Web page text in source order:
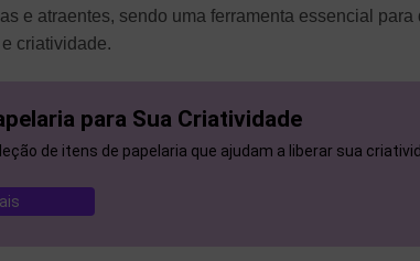
e atraentes, sendo uma ferramenta essencial
criatividade.
para Sua Criatividade
de itens de papelaria que ajudam a liberar sua